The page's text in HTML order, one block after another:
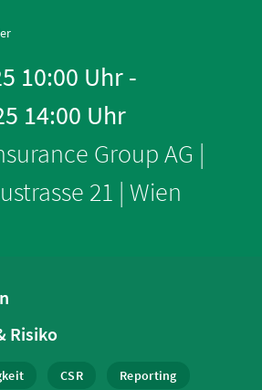
10:00 Uhr -
14:00 Uhr
Group AG |
21 | Wien
Risiko
CSR Reporting